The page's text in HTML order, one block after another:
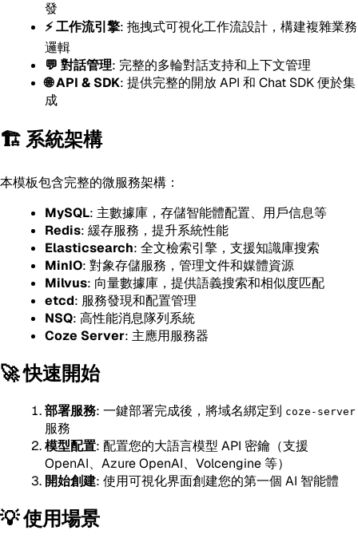
發
⚡ 工作流引擎: 拖拽式可視化工作流設計，構建複雜業務
邏輯
💬 對話管理: 完整的多輪對話支持和上下文管理
🌐 API & SDK: 提供完整的開放 API 和 Chat SDK 便於集
成
🏗️ 系統架構
本模板包含完整的微服務架構：
MySQL: 主數據庫，存儲智能體配置、用戶信息等
Redis: 緩存服務，提升系統性能
Elasticsearch: 全文檢索引擎，支援知識庫搜索
MinIO: 對象存儲服務，管理文件和媒體資源
Milvus: 向量數據庫，提供語義搜索和相似度匹配
etcd: 服務發現和配置管理
NSQ: 高性能消息隊列系統
Coze Server: 主應用服務器
🚀 快速開始
部署服務: 一鍵部署完成後，將域名綁定到 coze-server
服務
模型配置: 配置您的大語言模型 API 密鑰（支援
OpenAI、Azure OpenAI、Volcengine 等）
開始創建: 使用可視化界面創建您的第一個 AI 智能體
💡 使用場景